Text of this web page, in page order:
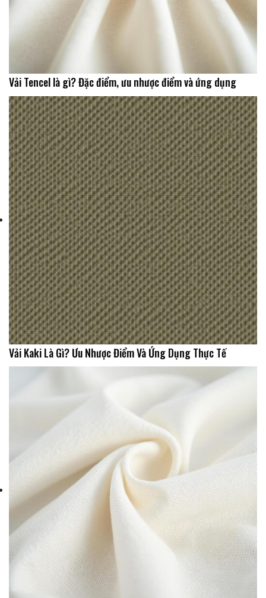
Vải Tencel là gì? Đặc điểm, ưu nhược điểm và ứng dụng
Vải Kaki Là Gì? Ưu Nhược Điểm Và Ứng Dụng Thực Tế